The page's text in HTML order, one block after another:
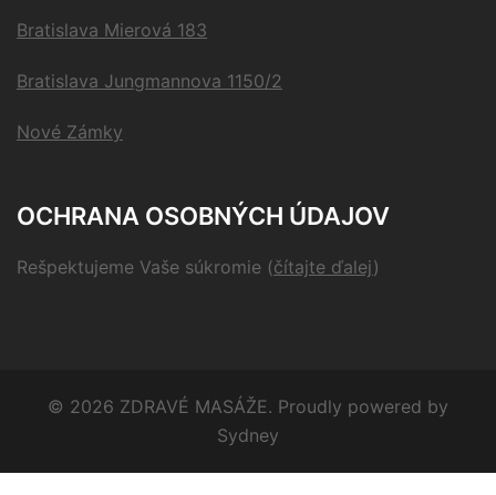
Bratislava Mierová 183
Bratislava Jungmannova 1150/2
Nové Zámky
OCHRANA OSOBNÝCH ÚDAJOV
Rešpektujeme Vaše súkromie (čítajte ďalej)
© 2026 ZDRAVÉ MASÁŽE. Proudly powered by
Sydney